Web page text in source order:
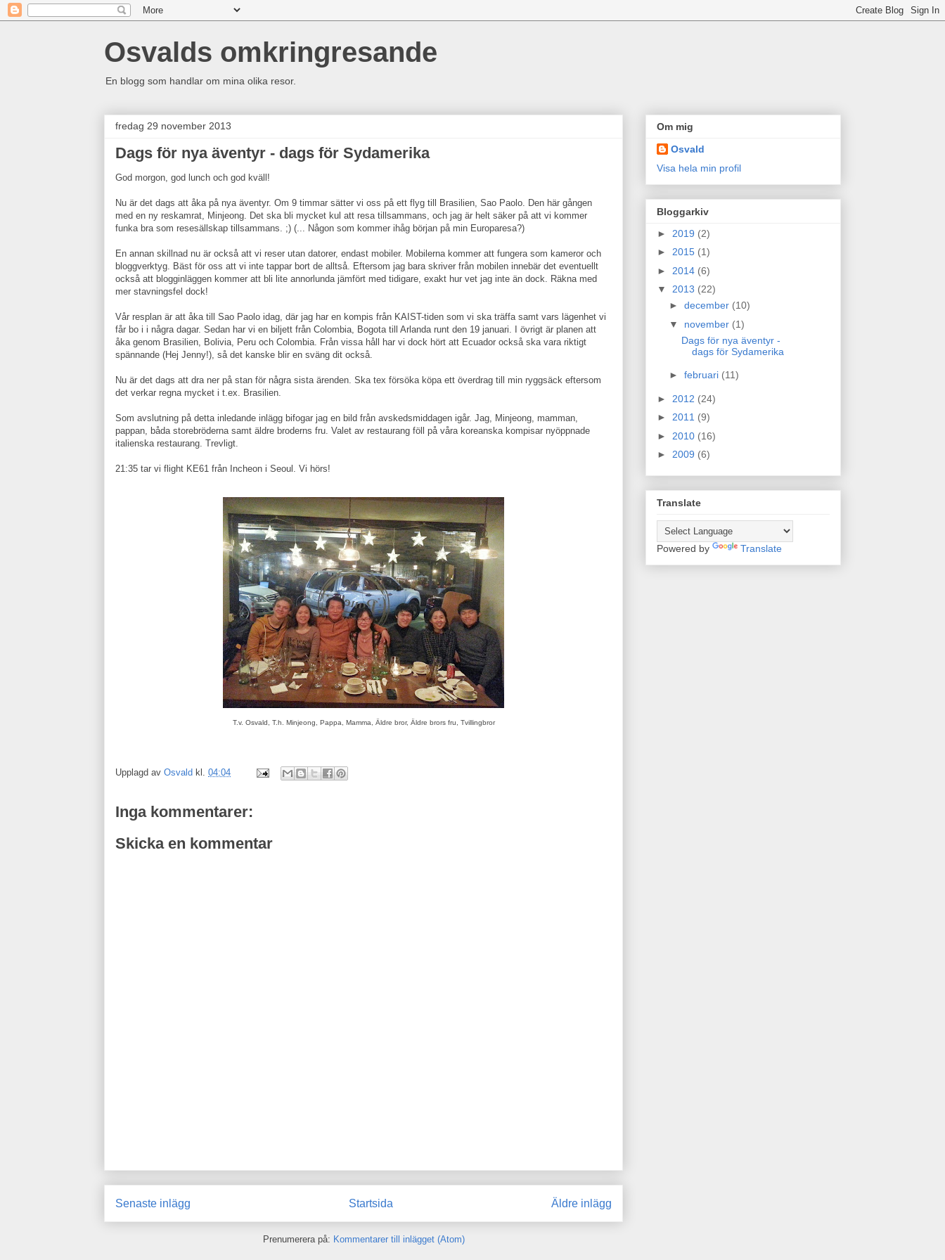
Osvalds omkringresande
En blogg som handlar om mina olika resor.
fredag 29 november 2013
Dags för nya äventyr - dags för Sydamerika
God morgon, god lunch och god kväll!
Nu är det dags att åka på nya äventyr. Om 9 timmar sätter vi oss på ett flyg till Brasilien, Sao Paolo. Den här gången
med en ny reskamrat, Minjeong. Det ska bli mycket kul att resa tillsammans, och jag är helt säker på att vi kommer
funka bra som resesällskap tillsammans. ;) (... Någon som kommer ihåg början på min Europaresa?)
En annan skillnad nu är också att vi reser utan datorer, endast mobiler. Mobilerna kommer att fungera som kameror och
bloggverktyg. Bäst för oss att vi inte tappar bort de alltså. Eftersom jag bara skriver från mobilen innebär det eventuellt
också att blogginläggen kommer att bli lite annorlunda jämfört med tidigare, exakt hur vet jag inte än dock. Räkna med
mer stavningsfel dock!
Vår resplan är att åka till Sao Paolo idag, där jag har en kompis från KAIST-tiden som vi ska träffa samt vars lägenhet vi
får bo i i några dagar. Sedan har vi en biljett från Colombia, Bogota till Arlanda runt den 19 januari. I övrigt är planen att
åka genom Brasilien, Bolivia, Peru och Colombia. Från vissa håll har vi dock hört att Ecuador också ska vara riktigt
spännande (Hej Jenny!), så det kanske blir en sväng dit också.
Nu är det dags att dra ner på stan för några sista ärenden. Ska tex försöka köpa ett överdrag till min ryggsäck eftersom
det verkar regna mycket i t.ex. Brasilien.
Som avslutning på detta inledande inlägg bifogar jag en bild från avskedsmiddagen igår. Jag, Minjeong, mamman,
pappan, båda storebröderna samt äldre broderns fru. Valet av restaurang föll på våra koreanska kompisar nyöppnade
italienska restaurang. Trevligt.
21:35 tar vi flight KE61 från Incheon i Seoul. Vi hörs!
T.v. Osvald, T.h. Minjeong, Pappa, Mamma, Äldre bror, Äldre brors fru, Tvillingbror
Upplagd av Osvald kl. 04:04
Inga kommentarer:
Skicka en kommentar
Senaste inlägg Äldre inlägg
Startsida
Prenumerera på: Kommentarer till inlägget (Atom)
Om mig
Osvald
Visa hela min profil
Bloggarkiv
► 2019 (2)
► 2015 (1)
► 2014 (6)
▼ 2013 (22)
► december (10)
▼ november (1)
Dags för nya äventyr -
dags för Sydamerika
► februari (11)
► 2012 (24)
► 2011 (9)
► 2010 (16)
► 2009 (6)
Translate
Powered by Translate